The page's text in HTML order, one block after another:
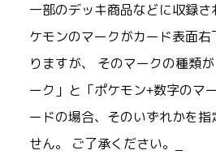
一部のデッキ商品などに収録
ケモンのマークがカード表面右
りますが、 そのマークの種類
ーク」と「ポケモン+数字のマ
ードの場合、そのいずれかを指
せん。 ご了承ください。_